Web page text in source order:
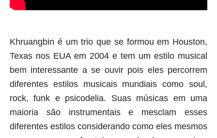
Khruangbin é um trio que se formou em Houston,
Texas nos EUA em 2004 e tem um estilo musical
bem interessante a se ouvir pois eles percorrem
diferentes estilos musicais mundiais como soul,
rock, funk e psicodelia. Suas músicas em uma
maioria são instrumentais e mesclam esses
diferentes estilos considerando como eles mesmos